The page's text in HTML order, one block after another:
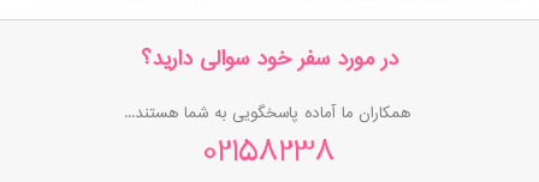
در مورد سفر خود سوالی دارید؟
همکاران ما آماده پاسخگویی به شما هستند...
02158238